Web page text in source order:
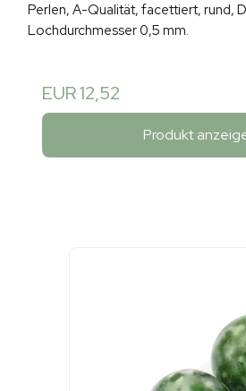
Perlen, A-Qualität, facettiert, rund,
Lochdurchmesser 0,5 mm.
EUR 12,52
Produkt